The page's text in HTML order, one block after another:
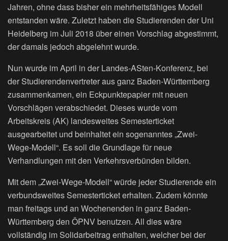
Jahren, ohne dass bisher ein mehrheitsfähiges Modell
entstanden wäre. Zuletzt haben die Studierenden der Uni
Heidelberg im Juli 2018 über einen Vorschlag abgestimmt,
der damals jedoch abgelehnt wurde.
Nun wurde im April in der Landes-ASten-Konferenz, bei
der Studierendenvertreter aus ganz Baden-Württemberg
zusammenkamen, ein Eckpunktepapier mit neuen
Vorschlägen verabschiedet. Dieses wurde vom
Arbeitskreis (AK) landesweites Semesterticket
ausgearbeitet und beinhaltet ein sogenanntes „Zwei-
Wege-Modell“. Es soll die Grundlage für neue
Verhandlungen mit den Verkehrsverbünden bilden.
Mit dem „Zwei-Wege-Modell“ würde jeder Studierende ein
verbundsweites Semesterticket erhalten. Zudem könnte
man freitags und an Wochenenden in ganz Baden-
Württemberg den ÖPNV benutzen. All dies wäre
vollständig im Solidarbeitrag enthalten, welcher bei der